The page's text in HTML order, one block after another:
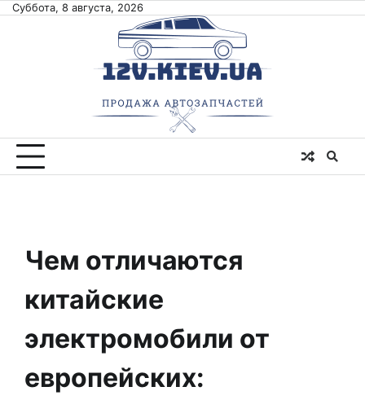
SkipСуббота, 8 августа, 2026
Чем отличаются
китайские
электромобили от
европейских: